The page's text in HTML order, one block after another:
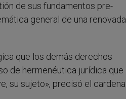
de sus fundamentos pre-
general de una renovada
que los demás derechos
de hermenéutica jurídica que
su sujeto», precisó el cardenal